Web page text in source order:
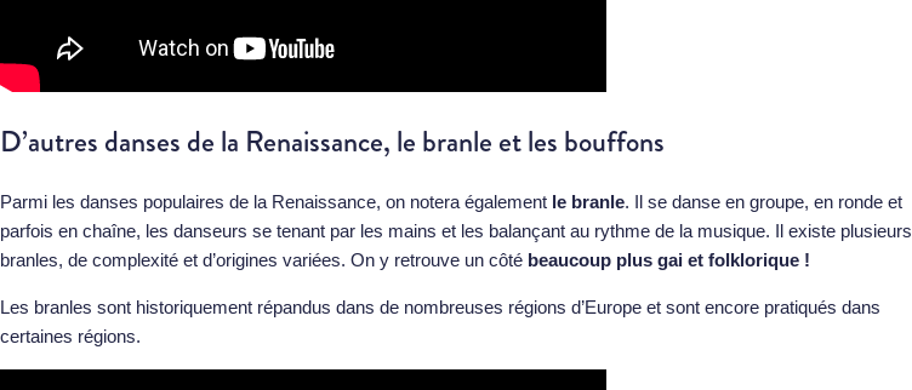
D’autres danses de la Renaissance, le branle et les bouffons
Parmi les danses populaires de la Renaissance, on notera également le branle. Il se danse en groupe, en ronde et
parfois en chaîne, les danseurs se tenant par les mains et les balançant au rythme de la musique. Il existe plusieurs
branles, de complexité et d’origines variées. On y retrouve un côté beaucoup plus gai et folklorique !
Les branles sont historiquement répandus dans de nombreuses régions d’Europe et sont encore pratiqués dans
certaines régions.